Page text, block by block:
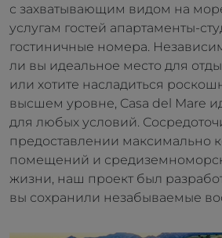
с захватывающим видом на море,
услугам гостей апартаменты-
гостиничные номера.
ли вы идеальное место для
или хотите насладиться
высшем уровне, Casa del Mare
для любых условий.
предоставлении максимально
помещений и
жизни, наш проект был
вы сохранили незабываемые